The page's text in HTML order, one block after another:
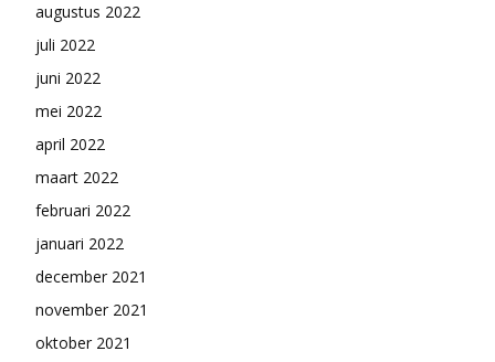
augustus 2022
juli 2022
juni 2022
mei 2022
april 2022
maart 2022
februari 2022
januari 2022
december 2021
november 2021
oktober 2021